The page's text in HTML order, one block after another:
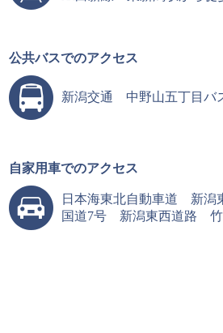
公共バスでのアクセス
新潟交通 中野山五丁目バ
自家用車でのアクセス
日本海東北自動車道 新潟
国道7号 新潟東西道路 竹